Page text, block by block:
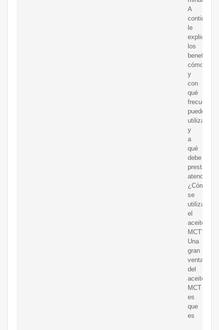
A
le
los
beneficios,
cómo
y
con
qué
frecuencia
puede
utilizarlo
y
a
qué
debe
prestar
atención.
¿Cómo
se
utiliza
el
aceite
MCT?
Una
gran
ventaja
del
aceite
MCT
es
que
es